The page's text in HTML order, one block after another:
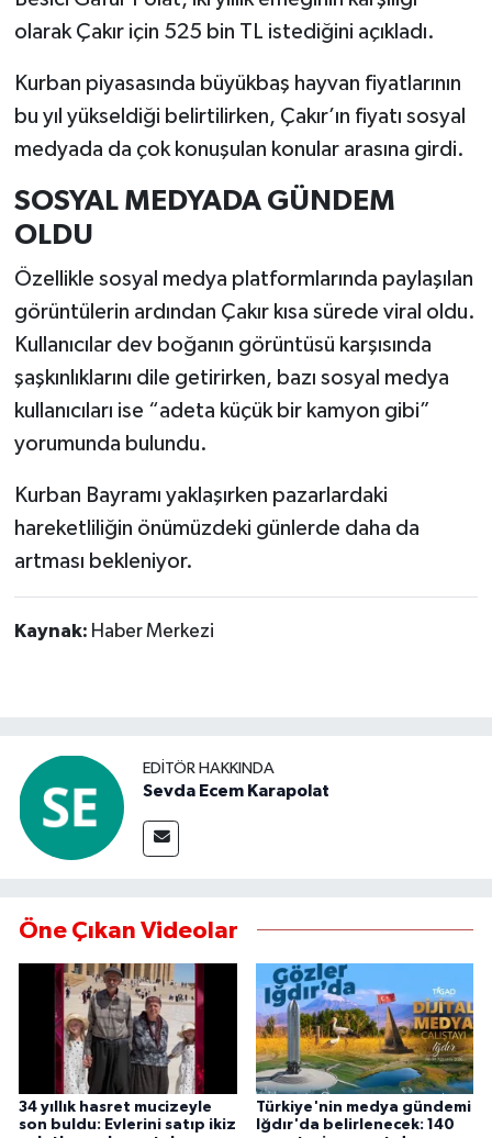
olarak Çakır için 525 bin TL istediğini açıkladı.
Kurban piyasasında büyükbaş hayvan fiyatlarının
bu yıl yükseldiği belirtilirken, Çakır’ın fiyatı sosyal
medyada da çok konuşulan konular arasına girdi.
SOSYAL MEDYADA GÜNDEM
OLDU
Özellikle sosyal medya platformlarında paylaşılan
görüntülerin ardından Çakır kısa sürede viral oldu.
Kullanıcılar dev boğanın görüntüsü karşısında
şaşkınlıklarını dile getirirken, bazı sosyal medya
kullanıcıları ise “adeta küçük bir kamyon gibi”
yorumunda bulundu.
Kurban Bayramı yaklaşırken pazarlardaki
hareketliliğin önümüzdeki günlerde daha da
artması bekleniyor.
Kaynak: Haber Merkezi
EDITÖR HAKKINDA
Sevda Ecem Karapolat
Öne Çıkan Videolar
34 yıllık hasret mucizeyle
son buldu: Evlerini satıp ikiz
Türkiye'nin medya gündemi
Iğdır'da belirlenecek: 140